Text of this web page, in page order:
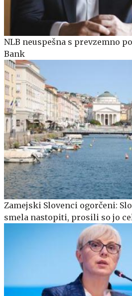
NLB neuspešna s prevzemno
Bank
Zamejski Slovenci ogorčeni:
smela nastopiti, prosili so jo